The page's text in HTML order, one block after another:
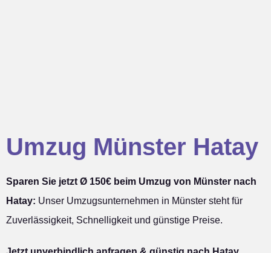
Umzug Münster Hatay
Sparen Sie jetzt Ø 150€ beim Umzug von Münster nach
Hatay: Unser Umzugsunternehmen in Münster steht für
Zuverlässigkeit, Schnelligkeit und günstige Preise.